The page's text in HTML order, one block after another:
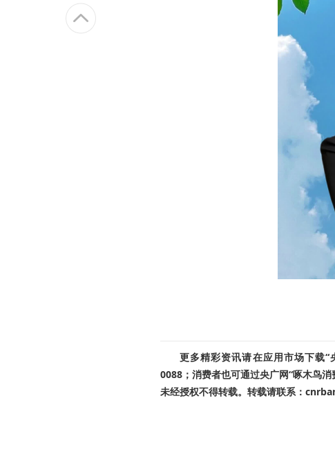
更多精彩资讯请在应用市场下载
0088；消费者也可通过央广网“啄木鸟
未经授权不得转载。转载请联系：